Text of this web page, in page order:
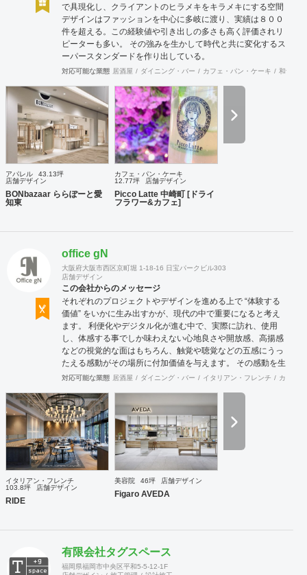
で具現化し、クライアントのヒラメキをキラメキにする空間
デザインはファッションを中心に多岐に渡り、実績は８００
件を超える。この経験値や引き出しの多さも高く評価されリ
ピーターも多い。 その強みを生かして時代と共に変化するス
ーパースタンダードを作り出している。
対応可能な業態 居酒屋 ダイニング・バー カフェ・パン・ケーキ 和食・
アパレル
43.13坪
店舗デザイン
BONbazaar ららぽーと愛
知東
カフェ・パン・ケーキ
12.77坪
店舗デザイン
Picco Latte 中崎町 [ドライ
フラワー&カフェ]
office gN
大阪府大阪市西区京町堀 1-18-16 日宝パークビル303
店舗デザイン
この会社からのメッセージ
それぞれのプロジェクトやデザインを進める上で “体験する
価値” をいかに生み出すかが、現代の中で重要になると考え
ます。 利便化やデジタル化が進む中で、実際に訪れ、使用
し、体感する事でしか味わえない心地良さや開放感、高揚感
などの視覚的な面はもちろん、触覚や聴覚などの五感にうっ
たえる感動がその場所に付加価値を与えます。 その感動を生
み出し、他には無い価値を持った空間や物へと変化させる事
の元に、クライアントとの対話を重ねる事でプロジェクトの
根幹を定め、システムやレイアウトの面から構想を練り、環
境や条件、コストに合わせて具現化します。 飲食業をはじめ
とした多様なジャンルの商業デザインを手掛けている強みを
活かし、美しいだけでは無い心躍るデザインと従来の形態に
囚われない個性を持った提案をさせて頂きます。
対応可能な業態 居酒屋 ダイニング・バー イタリアン・フレンチ カフェ
イタリアン・フレンチ
103.8坪
店舗デザイン
RIDE
美容院 46坪 店舗デザイン
Figaro AVEDA
有限会社タグスペース
福岡県福岡市中央区平和5-5-12-1F